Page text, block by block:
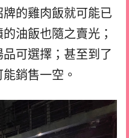
的雞肉飯就可能已
油飯也隨之賣光；
可選擇；甚至到了
銷售一空。